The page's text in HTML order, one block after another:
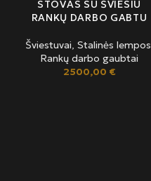
STOVAS SU ŠVIESIU
RANKŲ DARBO GABTU
Šviestuvai, Stalinės lempos
Rankų darbo gaubtai
2500,00 €